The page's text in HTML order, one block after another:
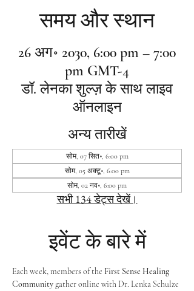
समय और स्थान
26 अग॰ 2030, 6:00 pm – 7:00
pm GMT-4
डॉ. लेनका शुल्ज़ के साथ लाइव
ऑनलाइन
अन्य तारीखें
सोम, 07 सित॰, 6:00 pm
सोम, 05 अक्टू॰, 6:00 pm
सोम, 02 नव॰, 6:00 pm
सभी 134 डेट्स देखें।
इवेंट के बारे में
Each week, members of the First Sense Healing
Community gather online with Dr. Lenka Schulze